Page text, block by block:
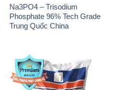
Na3PO4 – Trisodium
Phosphate 96% Tech Grade
Trung Quốc China